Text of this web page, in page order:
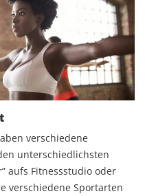
verschiedene
unterschiedlichsten
aufs Fitnessstudio oder
verschiedene Sportarten